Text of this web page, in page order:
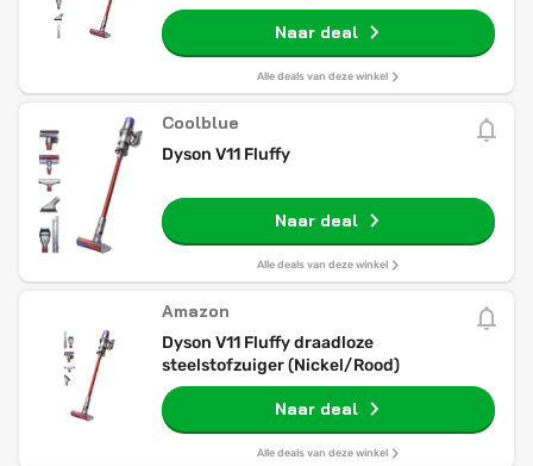
Naar deal
Alle deals van deze winkel
Coolblue
Dyson V11 Fluffy
Naar deal
Alle deals van deze winkel
Amazon
Dyson V11 Fluffy draadloze
steelstofzuiger (Nickel/Rood)
Naar deal
Alle deals van deze winkel